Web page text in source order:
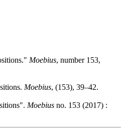
Moebius, number 153,
Moebius, (153), 39–42.
Moebius no. 153 (2017) :